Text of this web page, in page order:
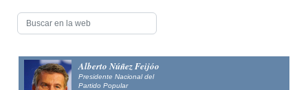
Alberto Núñez Feijóo
Presidente Nacional del
Partido Popular